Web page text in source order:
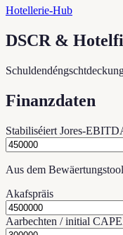
Hotellerie-Hub
DSCR &
Finanzdaten
Stabiliséiert Jores-
Aus dem
Akafspräis
Aarbechten / initial